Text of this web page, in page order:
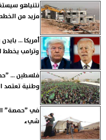
نتنياهو
مزيد من
أمريكا ...
وترامب يخطط
فلسطين ...
وطنية تعتمد
في ”حمصة”
شيء